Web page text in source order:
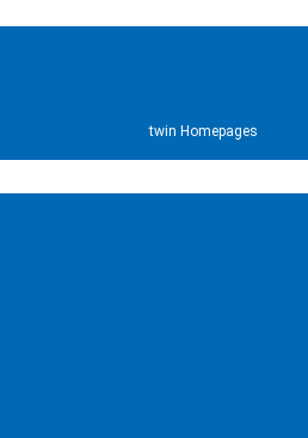
twin Homepages